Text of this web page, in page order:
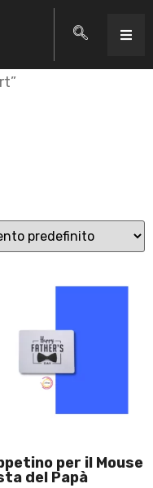
per il Mouse
del Papà